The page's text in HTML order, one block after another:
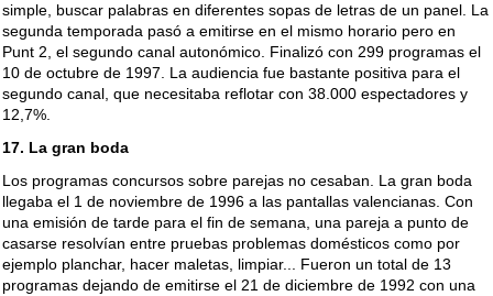
simple, buscar palabras en diferentes sopas de letras de un panel. La
segunda temporada pasó a emitirse en el mismo horario pero en
Punt 2, el segundo canal autonómico. Finalizó con 299 programas el
10 de octubre de 1997. La audiencia fue bastante positiva para el
segundo canal, que necesitaba reflotar con 38.000 espectadores y
12,7%.
17. La gran boda
Los programas concursos sobre parejas no cesaban. La gran boda
llegaba el 1 de noviembre de 1996 a las pantallas valencianas. Con
una emisión de tarde para el fin de semana, una pareja a punto de
casarse resolvían entre pruebas problemas domésticos como por
ejemplo planchar, hacer maletas, limpiar... Fueron un total de 13
programas dejando de emitirse el 21 de diciembre de 1992 con una